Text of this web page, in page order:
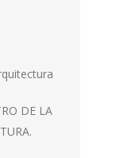
DE LA